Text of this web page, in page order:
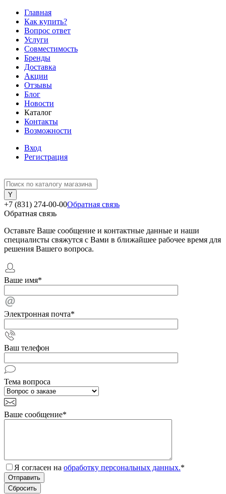
Главная
Как купить?
Вопрос ответ
Услуги
Совместимость
Бренды
Доставка
Акции
Отзывы
Блог
Новости
Каталог
Контакты
Возможности
Вход
Регистрация
+7 (831) 274-00-00Обратная связь
Обратная связь
Оставьте Ваше сообщение и контактные данные и наши
специалисты свяжутся с Вами в ближайшее рабочее время для
решения Вашего вопроса.
Ваше имя*
Электронная почта*
Ваш телефон
Тема вопроса
Ваше сообщение*
Я согласен на обработку персональных данных.*